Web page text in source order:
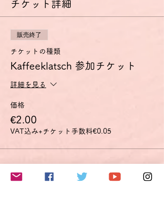
チケット詳細
販売終了
チケットの種類
Kaffeeklatsch 参加チケット
詳細を見る
価格
€2.00
VAT込み+チケット手数料€0.05
このイベントをシェア